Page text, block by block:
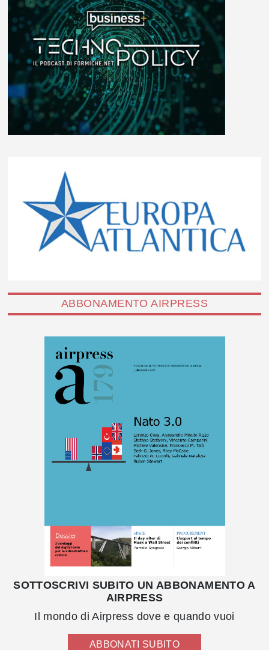
ABBONAMENTO AIRPRESS
SOTTOSCRIVI SUBITO UN ABBONAMENTO A
AIRPRESS
Il mondo di Airpress dove e quando vuoi
ABBONATI SUBITO